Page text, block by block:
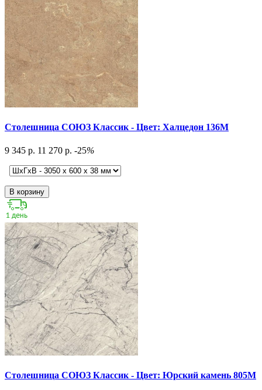
Столешница СОЮЗ Классик - Цвет: Халцедон 136М
9 345 р. 11 270 р. -25%
В корзину
Столешница СОЮЗ Классик - Цвет: Юрский камень 805М